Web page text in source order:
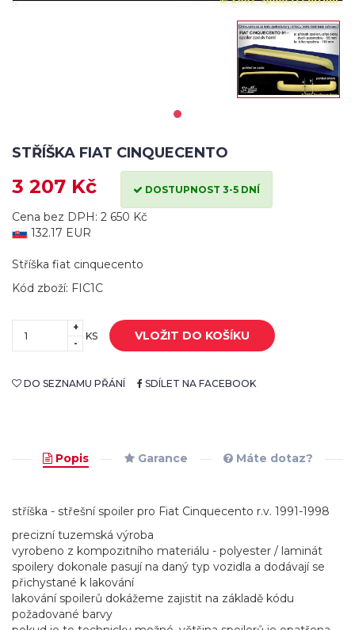
STŘÍŠKA FIAT CINQUECENTO
3 207 Kč DOSTUPNOST 3-5 DNÍ
Cena bez DPH: 2 650 Kč
132.17 EUR
Stříška fiat cinquecento
Kód zboží: FIC1C
+
-
KS VLOŽIT DO KOŠÍKU
DO SEZNAMU PŘÁNÍ SDÍLET NA FACEBOOK
Popis Garance Máte dotaz?
stříška - střešní spoiler pro Fiat Cinquecento r.v. 1991-1998
precizní tuzemská výroba
vyrobeno z kompozitního materiálu - polyester / laminát
spoilery dokonale pasují na daný typ vozidla a dodávají se
přichystané k lakování
lakování spoilerů dokážeme zajistit na základě kódu
požadované barvy